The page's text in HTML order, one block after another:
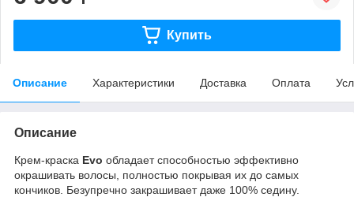
Купить
Описание Характеристики Доставка Оплата
Описание
Крем-краска Evo обладает способностью эффективно
окрашивать волосы, полностью покрывая их до самых
кончиков. Безупречно закрашивает даже 100% седину.